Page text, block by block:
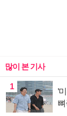
많이 본 기사
1
'